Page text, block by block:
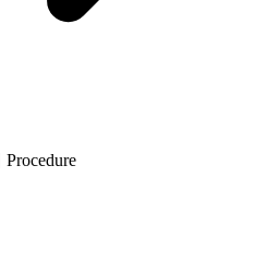
Procedure